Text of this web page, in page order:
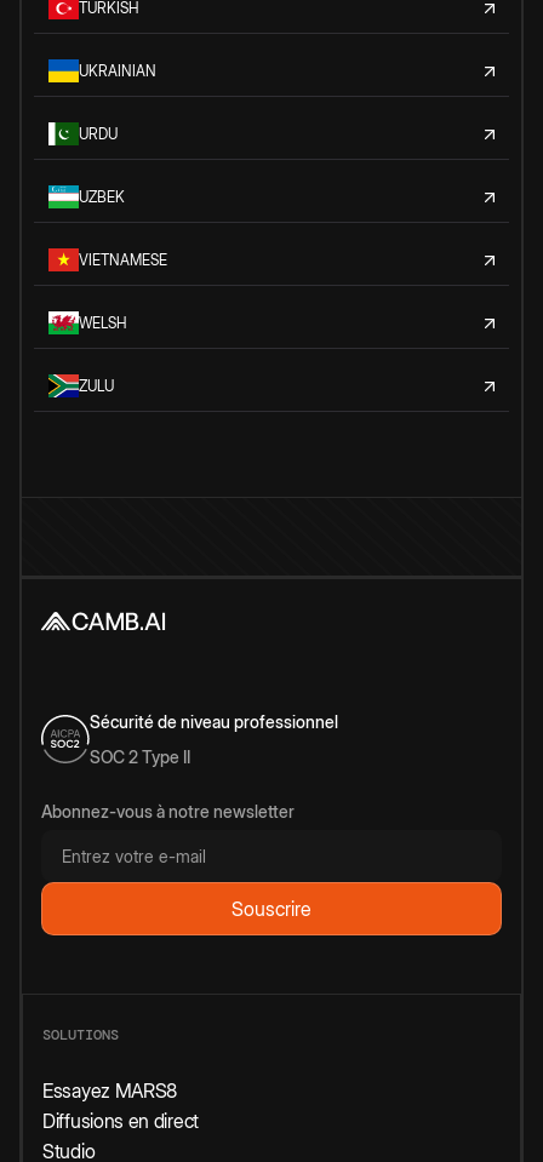
TURKISH
UKRAINIAN
URDU
UZBEK
VIETNAMESE
WELSH
ZULU
Sécurité de niveau professionnel
SOC 2 Type II
Abonnez-vous à notre newsletter
SOLUTIONS
Essayez MARS8
Diffusions en direct
Studio